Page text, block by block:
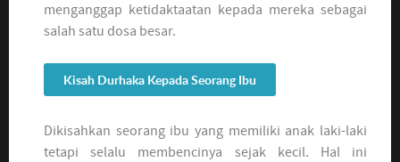
menganggap ketidaktaatan kepada mereka sebagai
salah satu dosa besar.
Kisah Durhaka Kepada Seorang Ibu
Dikisahkan seorang ibu yang memiliki anak laki-laki
tetapi selalu membencinya sejak kecil. Hal ini